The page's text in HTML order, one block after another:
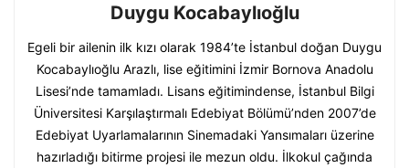
Duygu Kocabaylıoğlu
Egeli bir ailenin ilk kızı olarak 1984’te İstanbul doğan Duygu
Kocabaylıoğlu Arazlı, lise eğitimini İzmir Bornova Anadolu
Lisesi’nde tamamladı. Lisans eğitimindense, İstanbul Bilgi
Üniversitesi Karşılaştırmalı Edebiyat Bölümü’nden 2007’de
Edebiyat Uyarlamalarının Sinemadaki Yansımaları üzerine
hazırladığı bitirme projesi ile mezun oldu. İlkokul çağında